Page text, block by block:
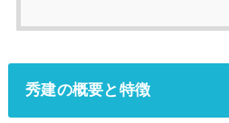
秀建の概要と特徴